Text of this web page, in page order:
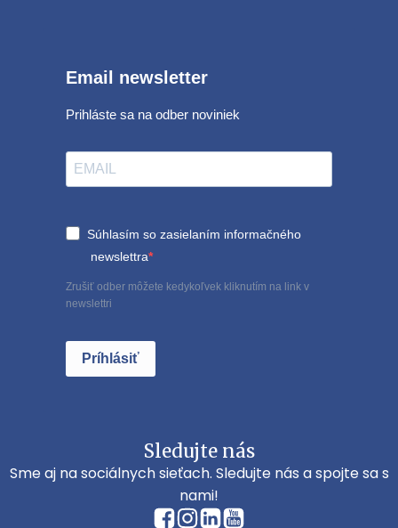
Email newsletter
Prihláste sa na odber noviniek
Súhlasím so zasielaním informačného
newslettra
Zrušiť odber môžete kedykoľvek kliknutím na link v
newslettri
Príhlásiť
Sledujte nás
Sme aj na sociálnych sieťach. Sledujte nás a spojte sa s
nami!